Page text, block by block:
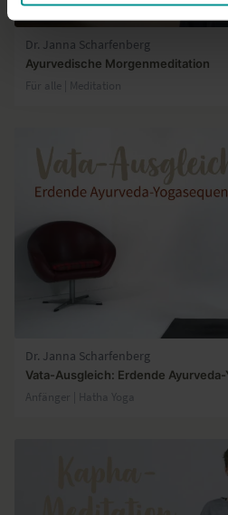
Dr. Janna Scharfenberg
Ayurvedische Morgenmeditation
Für alle | Meditation
Dr. Janna Scharfenberg
Vata-Ausgleich: Erdende
Anfänger | Hatha Yoga